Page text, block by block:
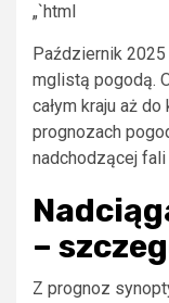
„`html
Październik
mglistą pogodą.
całym kraju aż
prognozach
nadchodzącej
–
Z prognoz